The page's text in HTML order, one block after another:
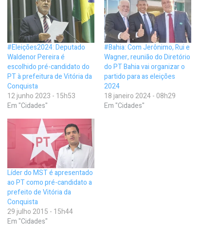
#Eleições2024: Deputado
Waldenor Pereira é
escolhido pré-candidato do
PT à prefeitura de Vitória da
Conquista
12 junho 2023 - 15h53
Em "Cidades"
#Bahia: Com Jerônimo, Rui e
Wagner, reunião do Diretório
do PT Bahia vai organizar o
partido para as eleições
2024
18 janeiro 2024 - 08h29
Em "Cidades"
Líder do MST é apresentado
ao PT como pré-candidato a
prefeito de Vitória da
Conquista
29 julho 2015 - 15h44
Em "Cidades"